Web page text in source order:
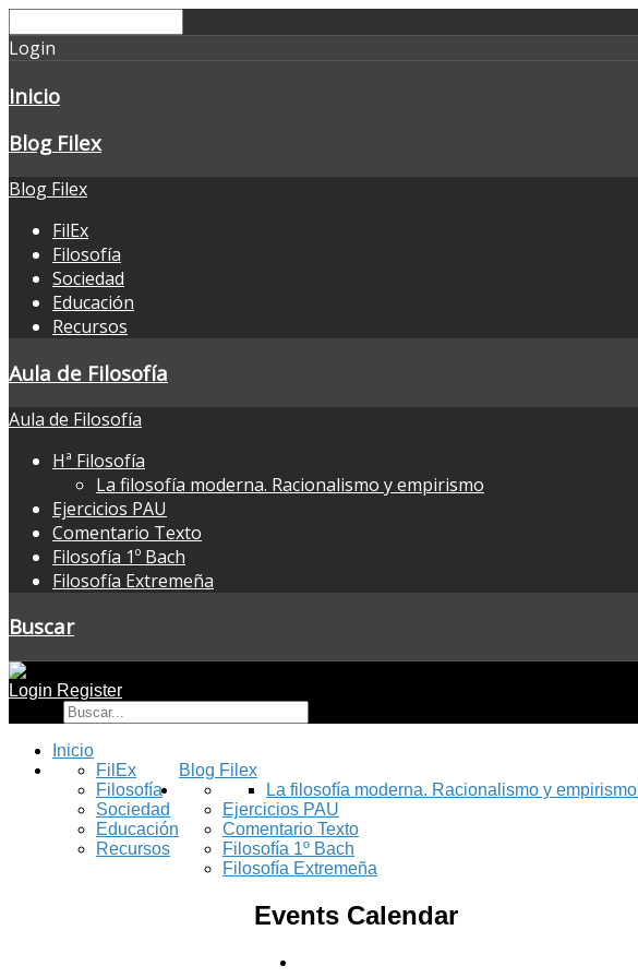
Login
Inicio
Blog Filex
Blog Filex
FilEx
Filosofía
Sociedad
Educación
Recursos
Aula de Filosofía
Aula de Filosofía
Hª Filosofía
La filosofía moderna. Racionalismo y empirismo
Ejercicios PAU
Comentario Texto
Filosofía 1º Bach
Filosofía Extremeña
Buscar
Login Register
Inicio
Blog Filex
FilEx
Filosofía
Sociedad
Educación
Recursos
La filosofía moderna. Racionalismo y empirismo
Ejercicios PAU
Comentario Texto
Filosofía 1º Bach
Filosofía Extremeña
Events Calendar